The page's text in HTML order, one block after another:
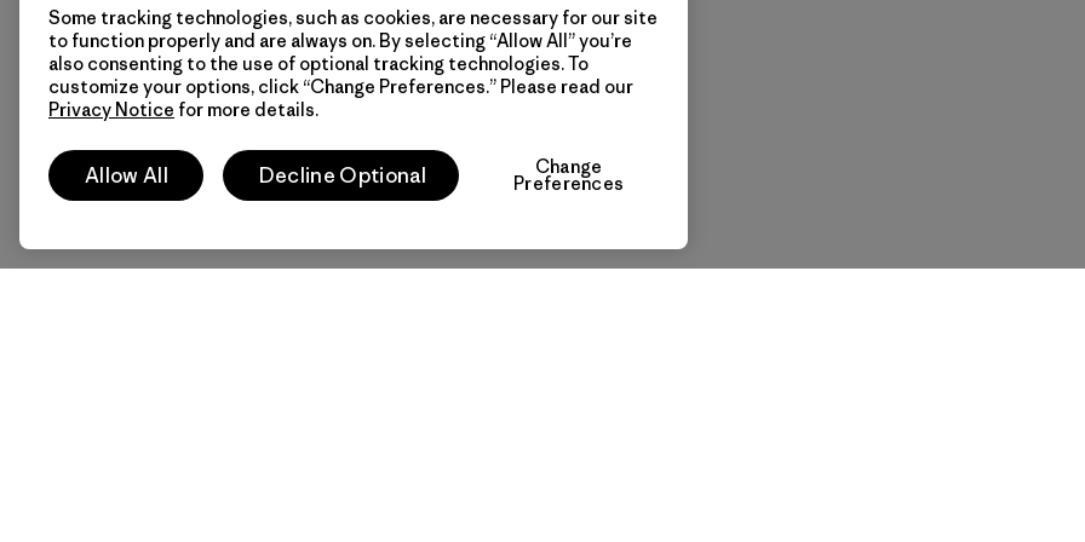
Some tracking technologies, such as cookies, are necessary for our site
to function properly and are always on. By selecting “Allow All” you’re
also consenting to the use of optional tracking technologies. To
customize your options, click “Change Preferences.” Please read our
Privacy Notice for more details.
Allow All Decline Optional Change
Preferences